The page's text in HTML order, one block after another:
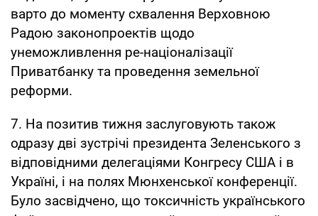
варто до моменту схвалення Верховною
Радою законопроектів щодо
унеможливлення ре-націоналізації
Приватбанку та проведення земельної
реформи.
7. На позитив тижня заслуговують також
одразу дві зустрічі президента Зеленського з
відповідними делегаціями Конгресу США і в
Україні, і на полях Мюнхенської конференції.
Було засвідчено, що токсичність українського